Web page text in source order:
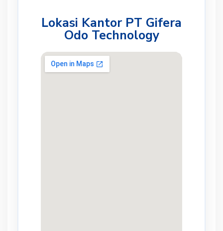
Lokasi Kantor PT Gifera
Odo Technology